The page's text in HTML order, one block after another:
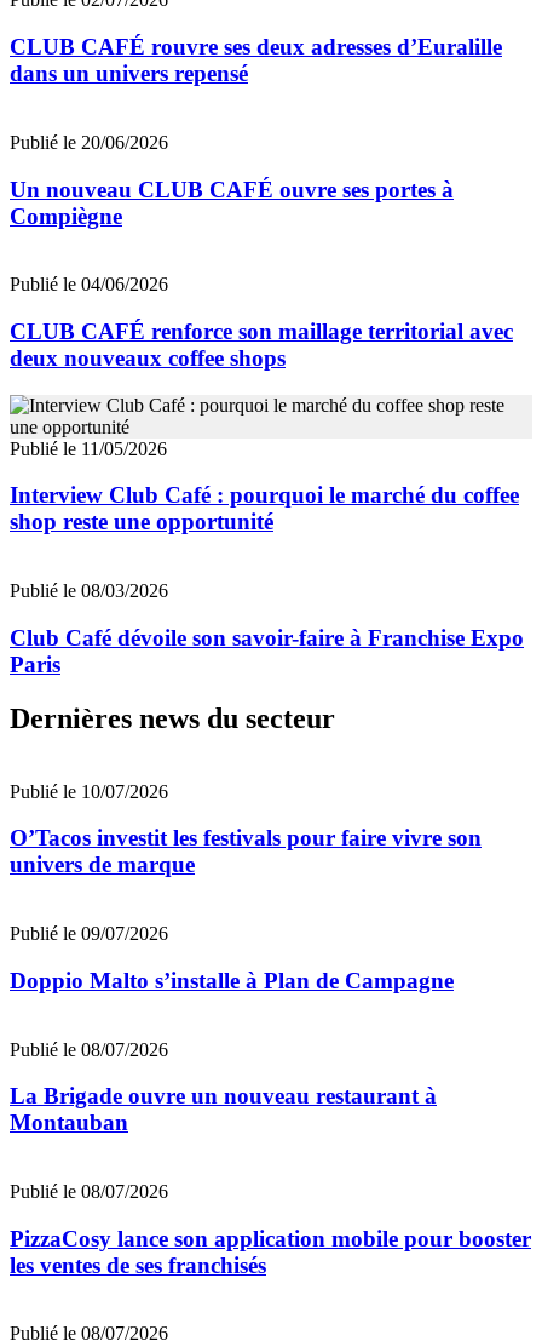
CLUB CAFÉ rouvre ses deux adresses d’Euralille
dans un univers repensé
Publié le 20/06/2026
Un nouveau CLUB CAFÉ ouvre ses portes à
Compiègne
Publié le 04/06/2026
CLUB CAFÉ renforce son maillage territorial avec
deux nouveaux coffee shops
Publié le 11/05/2026
Interview Club Café : pourquoi le marché du coffee
shop reste une opportunité
Publié le 08/03/2026
Club Café dévoile son savoir-faire à Franchise Expo
Paris
Dernières news du secteur
Publié le 10/07/2026
O’Tacos investit les festivals pour faire vivre son
univers de marque
Publié le 09/07/2026
Doppio Malto s’installe à Plan de Campagne
Publié le 08/07/2026
La Brigade ouvre un nouveau restaurant à
Montauban
Publié le 08/07/2026
PizzaCosy lance son application mobile pour booster
les ventes de ses franchisés
Publié le 08/07/2026